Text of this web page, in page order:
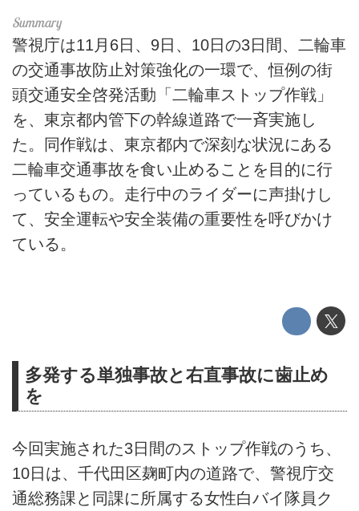
警視庁は11月6日、9日、10日の3日間、二輪車
の交通事故防止対策強化の一環で、恒例の街
頭交通安全啓発活動「二輪車ストップ作戦」
を、東京都内管下の幹線道路で一斉実施し
た。同作戦は、東京都内で深刻な状況にある
二輪車交通事故を食い止めることを目的に行
っているもの。走行中のライダーに声掛けし
て、安全運転や安全装備の重要性を呼びかけ
ている。
多発する単独事故と右直事故に歯止め
を
今回実施された3日間のストップ作戦のうち、
10日は、千代田区麹町内の道路で、警視庁交
通総務課と同課に所属する女性白バイ隊員ク